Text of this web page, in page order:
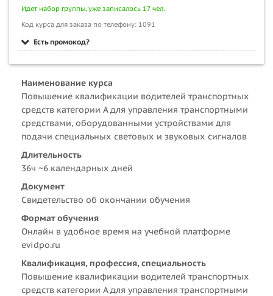
Идет набор группы, уже записалось 17 чел.
Код курса для заказа по телефону: 1091
Есть промокод?
Наименование курса
Повышение квалификации водителей транспортных
средств категории A для управления транспортными
средствами, оборудованными устройствами для
подачи специальных световых и звуковых сигналов
Длительность
36ч ~6 календарных дней
Документ
Свидетельство об окончании обучения
Формат обучения
Онлайн в удобное время на учебной платформе
evidpo.ru
Квалификация, профессия, специальность
Повышение квалификации водителей транспортных
средств категории A для управления транспортными